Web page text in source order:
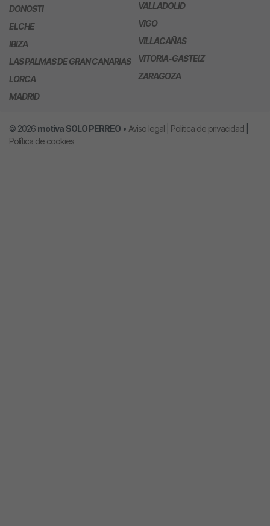
DONOSTI
ELCHE
IBIZA
LAS PALMAS DE GRAN CANARIAS
LORCA
MADRID
VALLADOLID
VIGO
VILLACAÑAS
VITORIA-GASTEIZ
ZARAGOZA
© 2026 motiva SOLO PERREO • Aviso legal Política de privacidad
Política de cookies